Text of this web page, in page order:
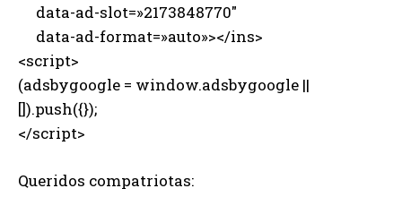
data-ad-slot=»2173848770″
data-ad-format=»auto»></ins>
<script>
(adsbygoogle = window.adsbygoogle ||
[]).push({});
</script>
Queridos compatriotas: